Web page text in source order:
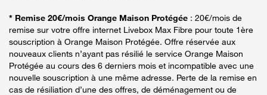
* Remise 20€/mois Orange Maison Protégée : 20€/mois de
remise sur votre offre internet Livebox Max Fibre pour toute 1ère
souscription à Orange Maison Protégée. Offre réservée aux
nouveaux clients n’ayant pas résilié le service Orange Maison
Protégée au cours des 6 derniers mois et incompatible avec une
nouvelle souscription à une même adresse. Perte de la remise en
cas de résiliation d’une des offres, de déménagement ou de